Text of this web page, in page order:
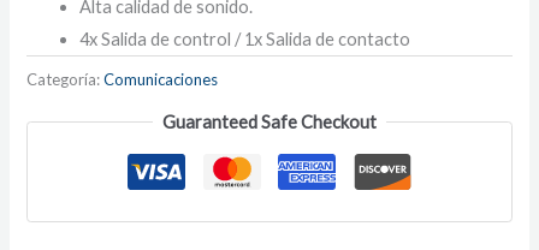
Alta calidad de sonido.
4x Salida de control / 1x Salida de contacto
Categoría:Comunicaciones
Guaranteed Safe Checkout